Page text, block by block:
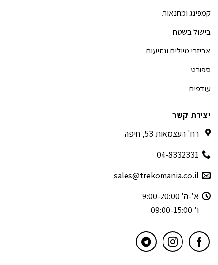
קמפינג ומחנאות
בישול בשטח
אביזרי טיולים ונסיעות
ספורט
עודפים
יצירת קשר
רח' העצמאות 53, חיפה
04-8332331
sales@trekomania.co.il
א'-ה' 9:00-20:00
ו' 09:00-15:00